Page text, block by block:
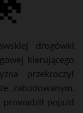
drogówki
kierującego
przekroczył
zabudowanym.
pojazd